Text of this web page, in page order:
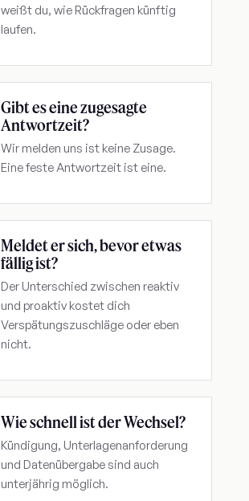
weißt du, wie Rückfragen künftig
laufen.
Gibt es eine zugesagte
Antwortzeit?
Wir melden uns ist keine Zusage.
Eine feste Antwortzeit ist eine.
Meldet er sich, bevor etwas
fällig ist?
Der Unterschied zwischen reaktiv
und proaktiv kostet dich
Verspätungszuschläge oder eben
nicht.
Wie schnell ist der Wechsel?
Kündigung, Unterlagenanforderung
und Datenübergabe sind auch
unterjährig möglich.